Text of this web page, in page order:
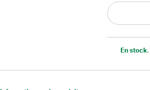
En stock,